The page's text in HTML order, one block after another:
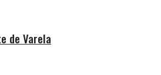
de Varela